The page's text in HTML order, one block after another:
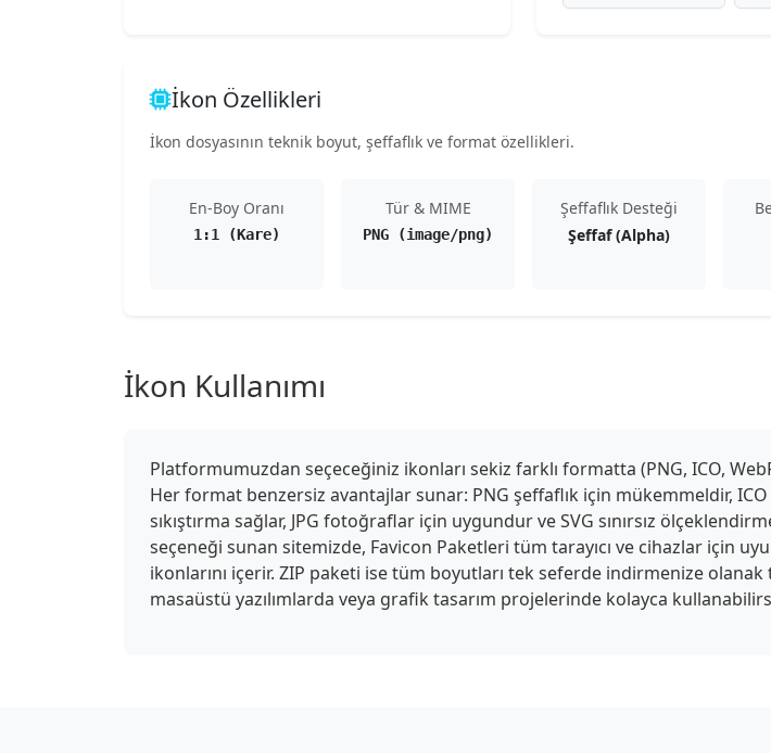
İkon Özellikleri
İkon dosyasının teknik boyut, şeffaflık ve format özellikleri.
En-Boy Oranı
1:1 (Kare)
Tür & MIME
PNG (image/png)
Şeffaflık Desteği
Şeffaf (Alpha)
İkon Kullanımı
Platformumuzdan seçeceğiniz ikonları sekiz farklı formatta (PNG, ICO,
Her format benzersiz avantajlar sunar: PNG şeffaflık için mükemmeldir,
sıkıştırma sağlar, JPG fotoğraflar için uygundur ve SVG sınırsız
seçeneği sunan sitemizde, Favicon Paketleri tüm tarayıcı ve cihazlar için
ikonlarını içerir. ZIP paketi ise tüm boyutları tek seferde indirmenize
masaüstü yazılımlarda veya grafik tasarım projelerinde kolayca